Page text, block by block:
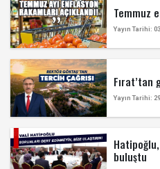
Temmuz
Yayın Tarihi:
Fırat’tan
Yayın Tarihi:
buluştu